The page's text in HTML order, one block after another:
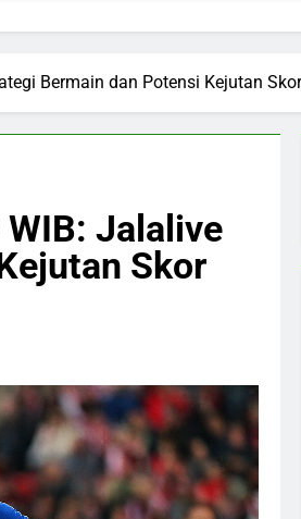
Bermain dan Potensi Kejutan
Jalalive
Skor